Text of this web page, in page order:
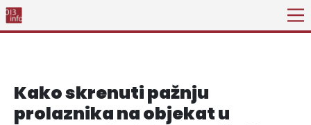
Kako skrenuti pažnju
prolaznika na objekat u